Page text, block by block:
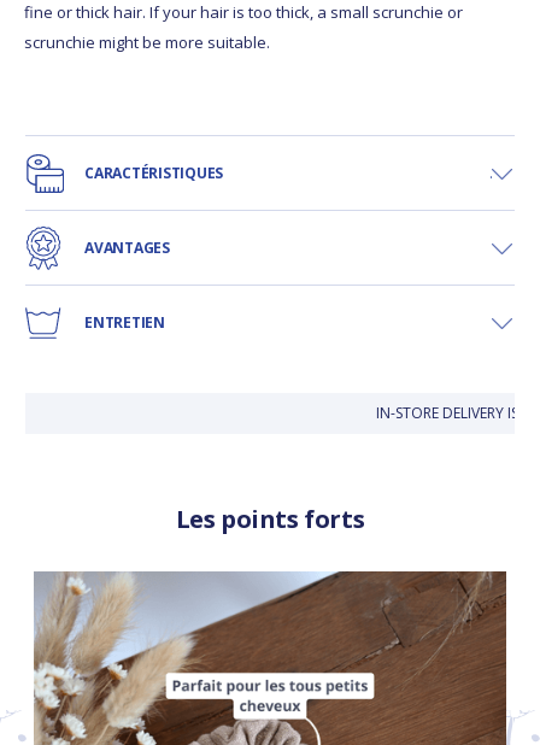
fine or thick hair. If your hair is too thick, a small scrunchie or
scrunchie might be more suitable.
CARACTÉRISTIQUES
AVANTAGES
ENTRETIEN
IN-STORE DELIVERY IS
Les points forts